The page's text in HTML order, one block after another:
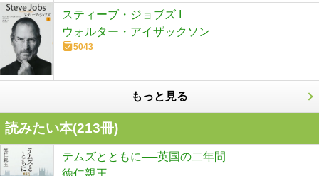
スティーブ・ジョブズ I
ウォルター・アイザックソン
5043
もっと見る
読みたい本(213冊)
テムズとともに──英国の二年間